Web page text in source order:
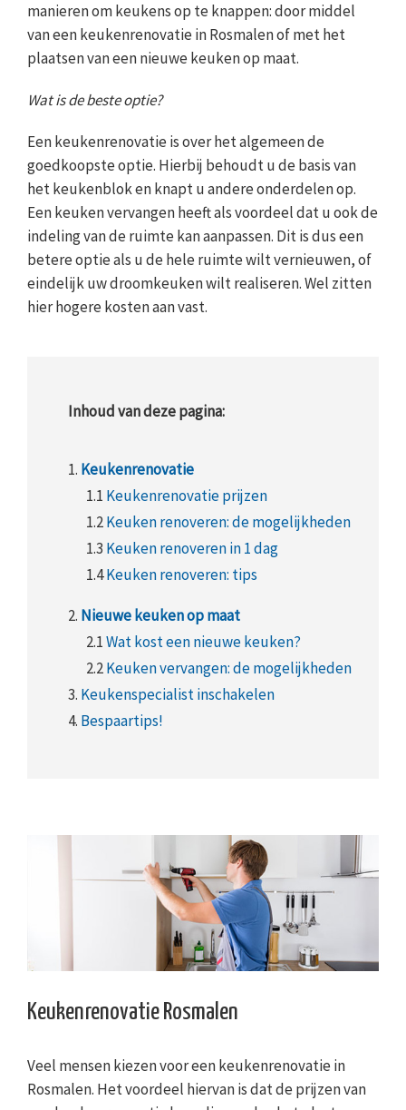
manieren om keukens op te knappen: door middel
van een keukenrenovatie in Rosmalen of met het
plaatsen van een nieuwe keuken op maat.
Wat is de beste optie?
Een keukenrenovatie is over het algemeen de
goedkoopste optie. Hierbij behoudt u de basis van
het keukenblok en knapt u andere onderdelen op.
Een keuken vervangen heeft als voordeel dat u ook de
indeling van de ruimte kan aanpassen. Dit is dus een
betere optie als u de hele ruimte wilt vernieuwen, of
eindelijk uw droomkeuken wilt realiseren. Wel zitten
hier hogere kosten aan vast.
Inhoud van deze pagina:
1. Keukenrenovatie
1.1 Keukenrenovatie prijzen
1.2Keuken renoveren: de mogelijkheden
1.3 Keuken renoveren in 1 dag
1.4Keuken renoveren: tips
2. Nieuwe keuken op maat
2.1Wat kost een nieuwe keuken?
2.2Keuken vervangen: de mogelijkheden
3. Keukenspecialist inschakelen
4. Bespaartips!
Keukenrenovatie Rosmalen
Veel mensen kiezen voor een keukenrenovatie in
Rosmalen. Het voordeel hiervan is dat de prijzen van